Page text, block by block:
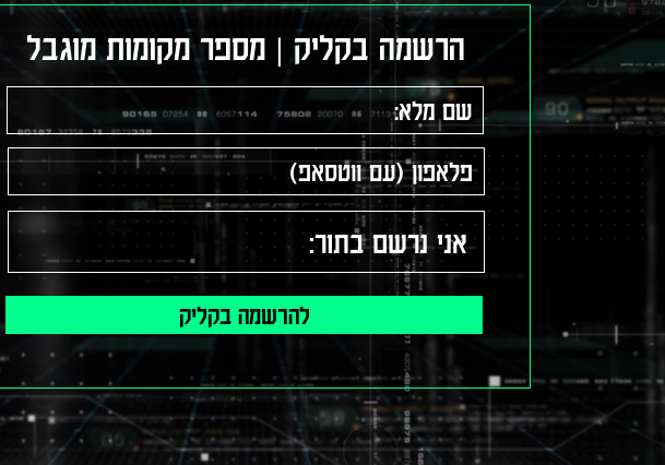
הרשמה בקליק | מספר מקומות מוגבל
להרשמה בקליק